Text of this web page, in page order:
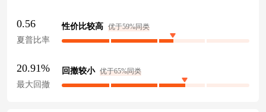
0.56
夏普比率
性价比较高 优于59%同类
20.91%
最大回撤
回撤较小 优于65%同类